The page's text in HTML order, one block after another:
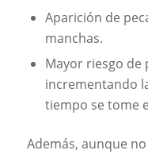
Aparición de
manchas.
Mayor riesgo de
incrementando
tiempo se tome
Además, aunque